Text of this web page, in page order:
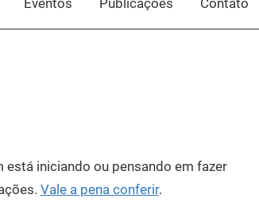
Eventos Publicações Contato
iniciando ou pensando em fazer
Vale a pena conferir.